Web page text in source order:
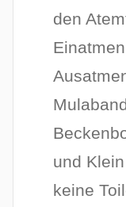
den
und
keine